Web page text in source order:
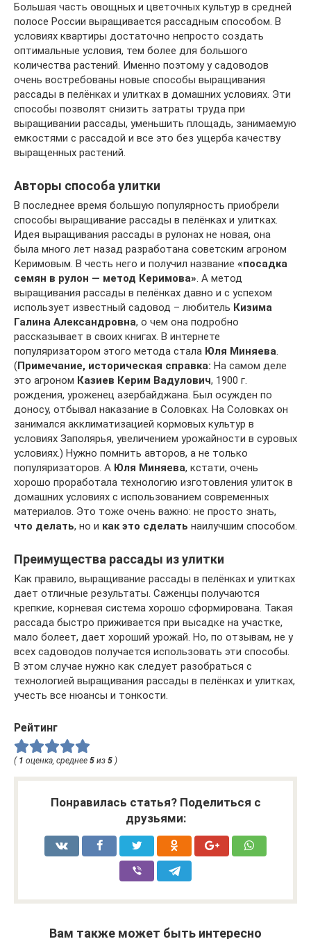
Большая часть овощных и цветочных культур в средней
полосе России выращивается рассадным способом. В
условиях квартиры достаточно непросто создать
оптимальные условия, тем более для большого
количества растений. Именно поэтому у садоводов
очень востребованы новые способы выращивания
рассады в пелёнках и улитках в домашних условиях. Эти
способы позволят снизить затраты труда при
выращивании рассады, уменьшить площадь, занимаемую
емкостями с рассадой и все это без ущерба качеству
выращенных растений.
Авторы способа улитки
В последнее время большую популярность приобрели
способы выращивание рассады в пелёнках и улитках.
Идея выращивания рассады в рулонах не новая, она
была много лет назад разработана советским агроном
Керимовым. В честь него и получил название «посадка
семян в рулон — метод Керимова». А метод
выращивания рассады в пелёнках давно и с успехом
использует известный садовод – любитель Кизима
Галина Александровна, о чем она подробно
рассказывает в своих книгах. В интернете
популяризатором этого метода стала Юля Миняева.
(Примечание, историческая справка: На самом деле
это агроном Казиев Керим Вадулович, 1900 г.
рождения, уроженец азербайджана. Был осужден по
доносу, отбывал наказание в Соловках. На Соловках он
занимался акклиматизацией кормовых культур в
условиях Заполярья, увеличением урожайности в суровых
условиях.) Нужно помнить авторов, а не только
популяризаторов. А Юля Миняева, кстати, очень
хорошо проработала технологию изготовления улиток в
домашних условиях с использованием современных
материалов. Это тоже очень важно: не просто знать,
что делать, но и как это сделать наилучшим способом.
Преимущества рассады из улитки
Как правило, выращивание рассады в пелёнках и улитках
дает отличные результаты. Саженцы получаются
крепкие, корневая система хорошо сформирована. Такая
рассада быстро приживается при высадке на участке,
мало болеет, дает хороший урожай. Но, по отзывам, не у
всех садоводов получается использовать эти способы.
В этом случае нужно как следует разобраться с
технологией выращивания рассады в пелёнках и улитках,
учесть все нюансы и тонкости.
Рейтинг
( 1 оценка, среднее 5 из 5 )
Понравилась статья? Поделиться с
друзьями:
Вам также может быть интересно